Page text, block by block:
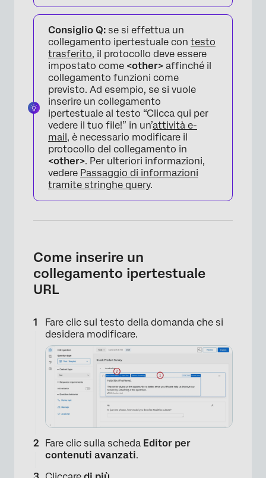
Consiglio Q: se si effettua un
collegamento ipertestuale con testo
trasferito, il protocollo deve essere
impostato come <other> affinché il
collegamento funzioni come
previsto. Ad esempio, se si vuole
inserire un collegamento
ipertestuale al testo “Clicca qui per
vedere il tuo file!” in un’attività e-
mail, è necessario modificare il
protocollo del collegamento in
<other>. Per ulteriori informazioni,
vedere Passaggio di informazioni
tramite stringhe query.
Come inserire un
collegamento ipertestuale
URL
Fare clic sul testo della domanda che si
desidera modificare.
Fare clic sulla scheda Editor per
contenuti avanzati.